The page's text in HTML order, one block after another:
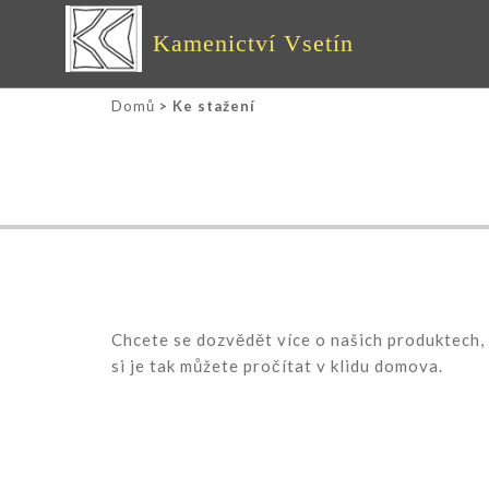
Kamenictví Vsetín
Domů > Ke stažení
Chcete se dozvědět více o našich
si je tak můžete pročítat v klidu domova.